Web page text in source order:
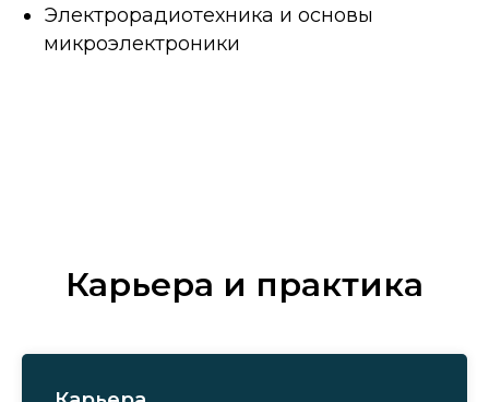
Электрорадиотехника и основы
микроэлектроники
Карьера и практика